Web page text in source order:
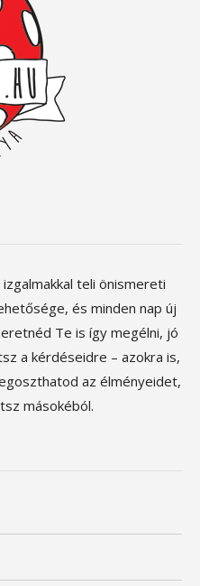
teli önismereti
és minden nap új
Te is így megélni, jó
a kérdéseidre – azokra is,
az élményeidet,
másokéból.